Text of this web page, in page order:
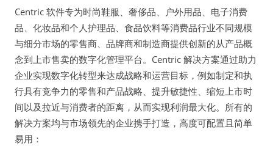
Centric 软件专为时尚鞋服、奢侈品、户外用品、电子消费
品、化妆品和个人护理品、食品饮料等消费品行业不同规模
与细分市场的零售商、品牌商和制造商提供创新的从产品概
念到上市售卖的数字化管理平台。Centric 解决方案通过助力
企业实现数字化转型来达成战略和运营目标，例如制定和执
行具有竞争力的零售和产品战略、提升敏捷性、缩短上市时
间以及拉近与消费者的距离，从而实现利润最大化。所有的
解决方案均与市场领先的企业携手打造，高度可配置且简单
易用：